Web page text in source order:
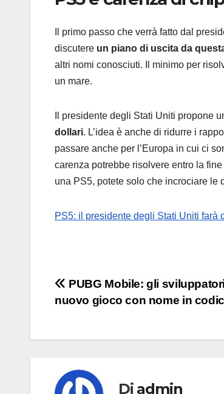
Il primo passo che verrà fatto dal
discutere un piano di uscita da
altri nomi conosciuti. Il minimo per
un mare.
Il presidente degli Stati Uniti propone
dollari. L’idea è anche di ridurre i
passare anche per l’Europa in cui ci
carenza potrebbe risolvere entro la
una PS5, potete solo che incrociare le
PS5: il presidente degli Stati Uniti farà
Navigazione
articoli
PUBG Mobile: gli
nuovo gioco con nome in
Di admin